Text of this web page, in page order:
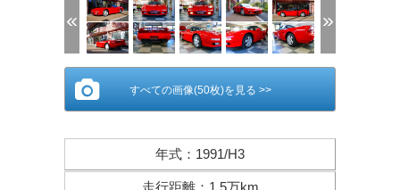
すべての画像(50枚)を見る >>
年式 ： 1991/H3
走行距離： 1.5万km